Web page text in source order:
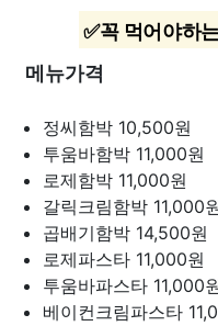
✅꼭 먹어야하
메뉴가격
정씨함박 10,500원
투움바함박 11,000원
로제함박 11,000원
갈릭크림함박 11,000
곱배기함박 14,500원
로제파스타 11,000원
투움바파스타 11,000
베이컨크림파스타